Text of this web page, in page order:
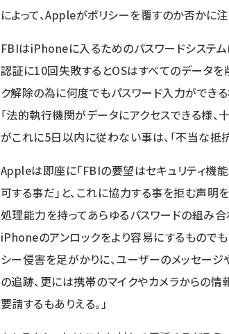
によって、Appleがポリシーを覆すのか否かに注
FBIはiPhoneに入るためのパスワードシステ
認証に10回失敗するとOSはすべてのデータ
ク解除の為に何度でもパスワード入力ができ
「法的執行機関がデータにアクセスできる様
がこれに5日以内に従わない事は、「不当な抵
Appleは即座に「FBIの要望はセキュリティ機
可する事だ」と、これに協力する事を拒む声
処理能力を持ってあらゆるパスワードの組み
iPhoneのアンロックをより容易にするもので
シー侵害を足がかりに、ユーザーのメッセー
の追跡、更には携帯のマイクやカメラからの
要請するもありえる。」